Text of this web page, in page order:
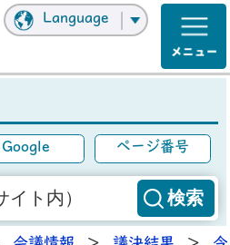
Language
Google ページ番号